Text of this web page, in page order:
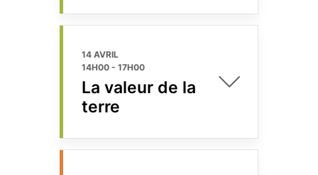
14 AVRIL
14H00 - 17H00
La valeur de la
terre